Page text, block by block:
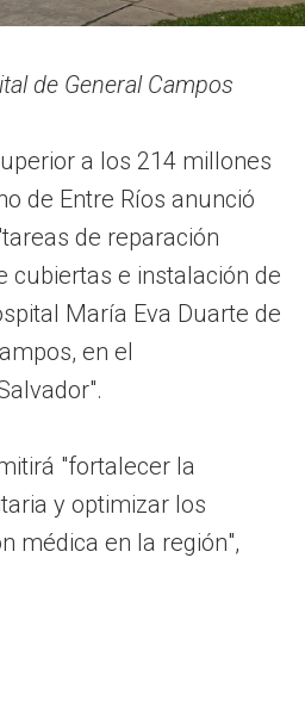
de General Campos
a los 214 millones
de Entre Ríos anunció
de reparación
cubiertas e instalación de
María Eva Duarte de
en el
"fortalecer la
y optimizar los
médica en la región",